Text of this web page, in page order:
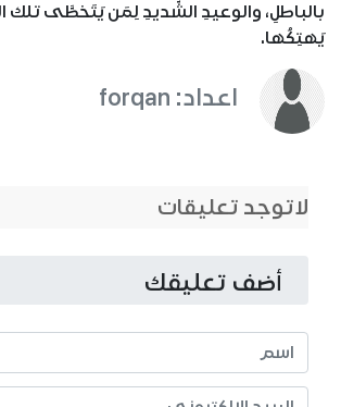
بالباطلِ، والوعيدِ الشَّديدِ لِمَن يَتَخطَّى تلك
يَهتِكُها.
اعداد: forqan
لاتوجد تعليقات
أضف تعليقك